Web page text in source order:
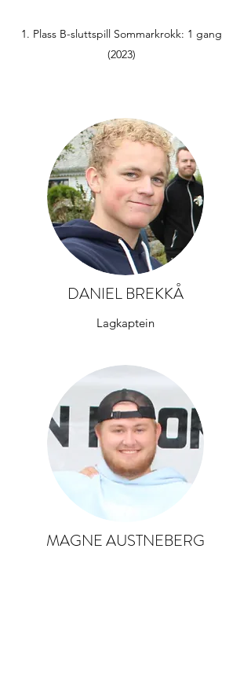
Plass B-sluttspill Sommarkrokk: 1 gang
(2023)
DANIEL BREKKÅ
Lagkaptein
MAGNE AUSTNEBERG